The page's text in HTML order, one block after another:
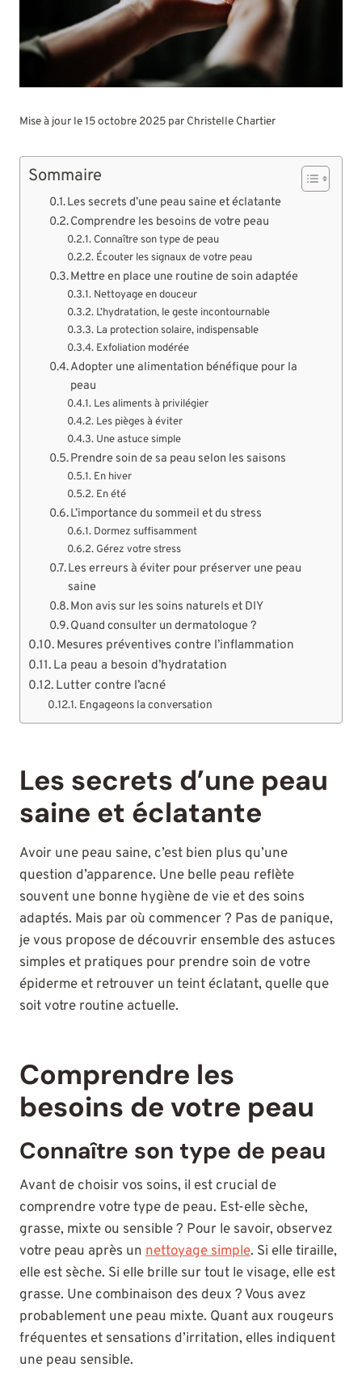
Mise à jour le 15 octobre 2025 par Christelle Chartier
Sommaire
Les secrets d’une peau saine et éclatante
Comprendre les besoins de votre peau
Connaître son type de peau
Écouter les signaux de votre peau
Mettre en place une routine de soin adaptée
Nettoyage en douceur
L’hydratation, le geste incontournable
La protection solaire, indispensable
Exfoliation modérée
Adopter une alimentation bénéfique pour la
peau
Les aliments à privilégier
Les pièges à éviter
Une astuce simple
Prendre soin de sa peau selon les saisons
En hiver
En été
L’importance du sommeil et du stress
Dormez suffisamment
Gérez votre stress
Les erreurs à éviter pour préserver une peau
saine
Mon avis sur les soins naturels et DIY
Quand consulter un dermatologue ?
Mesures préventives contre l’inflammation
La peau a besoin d’hydratation
Lutter contre l’acné
Engageons la conversation
Les secrets d’une peau
saine et éclatante
Avoir une peau saine, c’est bien plus qu’une
question d’apparence. Une belle peau reflète
souvent une bonne hygiène de vie et des soins
adaptés. Mais par où commencer ? Pas de panique,
je vous propose de découvrir ensemble des astuces
simples et pratiques pour prendre soin de votre
épiderme et retrouver un teint éclatant, quelle que
soit votre routine actuelle.
Comprendre les
besoins de votre peau
Connaître son type de peau
Avant de choisir vos soins, il est crucial de
comprendre votre type de peau. Est-elle sèche,
grasse, mixte ou sensible ? Pour le savoir, observez
votre peau après un nettoyage simple. Si elle tiraille,
elle est sèche. Si elle brille sur tout le visage, elle est
grasse. Une combinaison des deux ? Vous avez
probablement une peau mixte. Quant aux rougeurs
fréquentes et sensations d’irritation, elles indiquent
une peau sensible.